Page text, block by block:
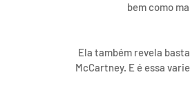
bem como
Ela também revela
McCartney. E é essa